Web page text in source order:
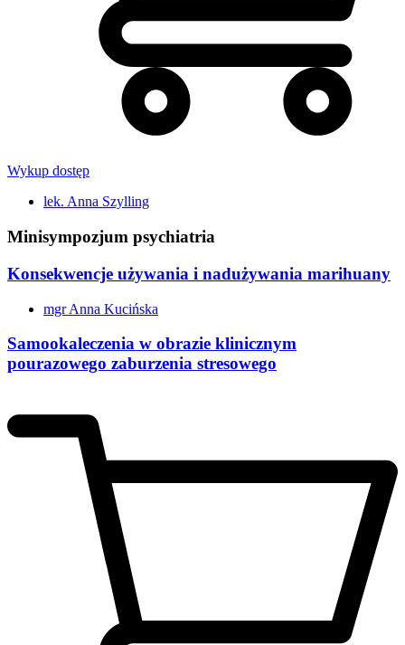
Wykup dostęp
lek. Anna Szylling
Minisympozjum psychiatria
Konsekwencje używania i nadużywania marihuany
mgr Anna Kucińska
Samookaleczenia w obrazie klinicznym
pourazowego zaburzenia stresowego